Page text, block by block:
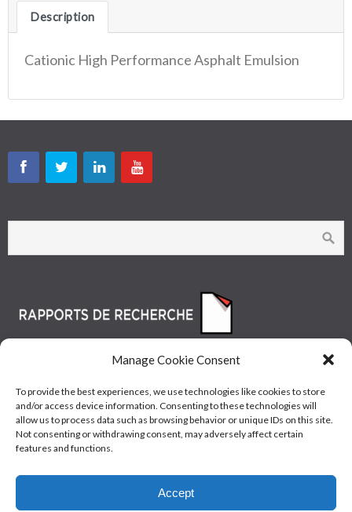
Manage Cookie Consent
To provide the best experiences, we use technologies like cookies to store
and/or access device information. Consenting to these technologies will
allow us to process data such as browsing behavior or unique IDs on this site.
Not consenting or withdrawing consent, may adversely affect certain
features and functions.
Accept
Description
Cationic High Performance Asphalt Emulsion
© Les Industries McAsphalt Ltée® 2015 • ISO